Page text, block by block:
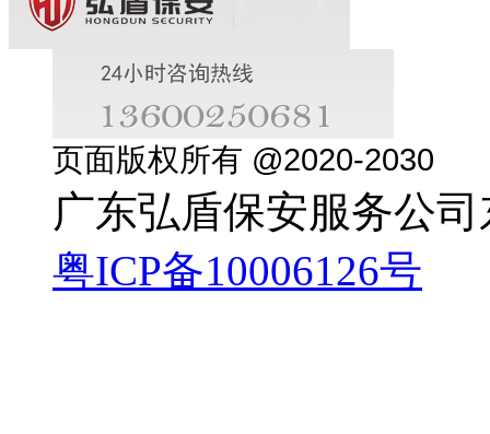
页面版权所有 @2020-2030
广东弘盾保安服务公
粤ICP备10006126号